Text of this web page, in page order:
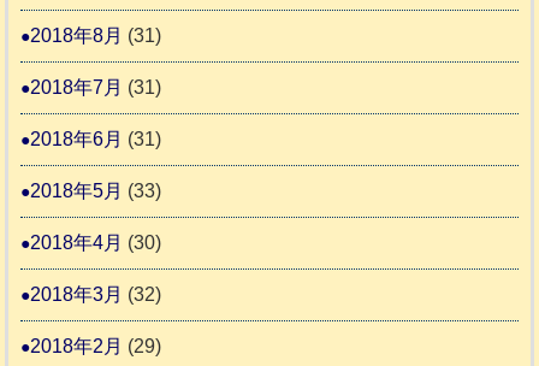
2018年8月 (31)
2018年7月 (31)
2018年6月 (31)
2018年5月 (33)
2018年4月 (30)
2018年3月 (32)
2018年2月 (29)